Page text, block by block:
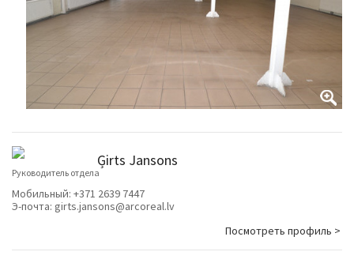
Ģirts Jansons
Руководитель отдела
Мобильный: +371 2639 7447
Э-почта: girts.jansons@arcoreal.lv
Посмотреть профиль >